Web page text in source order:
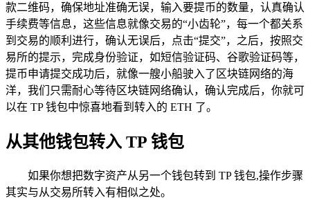
款二维码，确保地址准确无误，输入要提币的数量，认真确认
手续费等信息，这些信息就像交易的“小齿轮”，每一个都关系
到交易的顺利进行，确认无误后，点击“提交”，之后，按照交
易所的提示，完成身份验证，如短信验证码、谷歌验证码等，
提币申请提交成功后，就像一艘小船驶入了区块链网络的海
洋，我们只需耐心等待区块链网络确认，确认完成后，你就可
以在 TP 钱包中惊喜地看到转入的 ETH 了。
从其他钱包转入 TP 钱包
如果你想把数字资产从另一个钱包转到 TP 钱包,操作步骤
其实与从交易所转入有相似之处。